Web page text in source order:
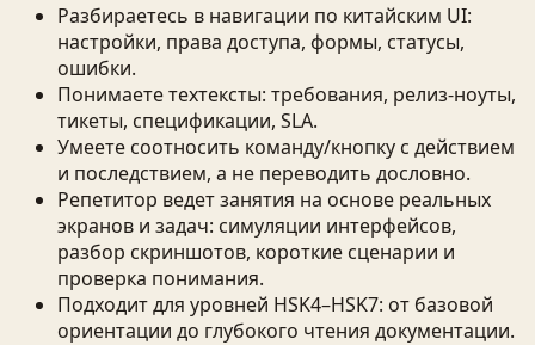
Разбираетесь в навигации по китайским UI:
настройки, права доступа, формы, статусы,
ошибки.
Понимаете техтексты: требования, релиз-ноуты,
тикеты, спецификации, SLA.
Умеете соотносить команду/кнопку с действием
и последствием, а не переводить дословно.
Репетитор ведет занятия на основе реальных
экранов и задач: симуляции интерфейсов,
разбор скриншотов, короткие сценарии и
проверка понимания.
Подходит для уровней HSK4–HSK7: от базовой
ориентации до глубокого чтения документации.